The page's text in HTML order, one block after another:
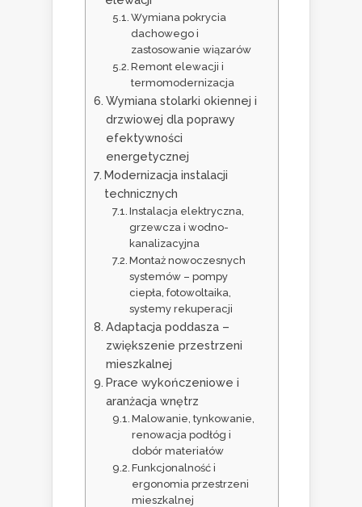
Wymiana pokrycia
dachowego i
zastosowanie wiązarów
Remont elewacji i
termomodernizacja
Wymiana stolarki okiennej i
drzwiowej dla poprawy
efektywności
energetycznej
Modernizacja instalacji
technicznych
Instalacja elektryczna,
grzewcza i wodno-
kanalizacyjna
Montaż nowoczesnych
systemów – pompy
ciepła, fotowoltaika,
systemy rekuperacji
Adaptacja poddasza –
zwiększenie przestrzeni
mieszkalnej
Prace wykończeniowe i
aranżacja wnętrz
Malowanie, tynkowanie,
renowacja podłóg i
dobór materiałów
Funkcjonalność i
ergonomia przestrzeni
mieszkalnej